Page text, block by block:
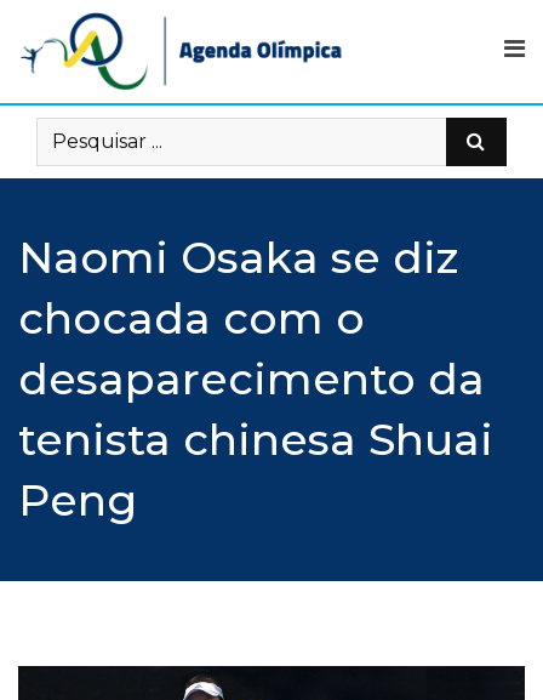
content
Naomi Osaka se diz
chocada com o
desaparecimento da
tenista chinesa Shuai
Peng